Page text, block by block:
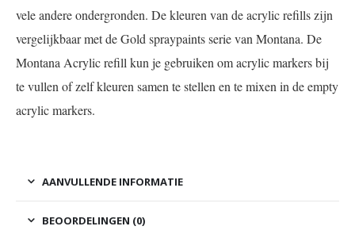
vele andere ondergronden. De kleuren van de acrylic refills zijn
vergelijkbaar met de Gold spraypaints serie van Montana. De
Montana Acrylic refill kun je gebruiken om acrylic markers bij
te vullen of zelf kleuren samen te stellen en te mixen in de empty
acrylic markers.
AANVULLENDE INFORMATIE
BEOORDELINGEN (0)